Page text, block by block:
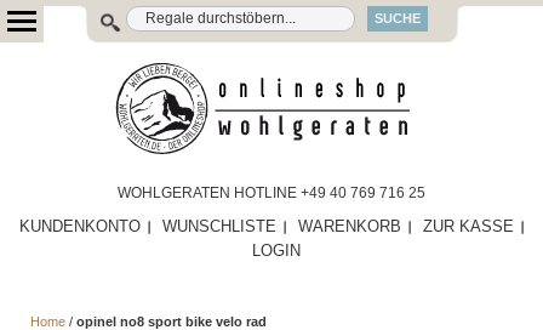
SUCHE
WOHLGERATEN HOTLINE +49 40 769 716 25
KUNDENKONTO WUNSCHLISTE WARENKORB
ZUR KASSE
LOGIN
Home / opinel no8 sport bike velo rad